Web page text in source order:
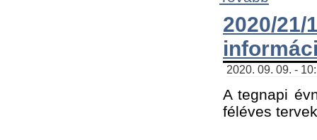
2020/
2020. 09. 09. -
A tegnapi
féléves